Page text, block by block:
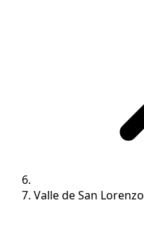
Valle de San Lorenzo